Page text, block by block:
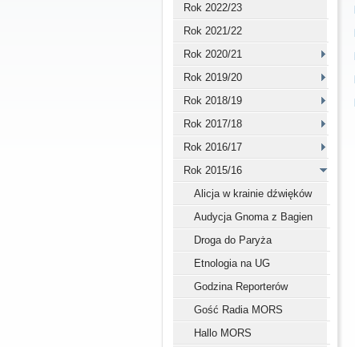
Rok 2022/23
Rok 2021/22
Rok 2020/21
Rok 2019/20
Rok 2018/19
Rok 2017/18
Rok 2016/17
Rok 2015/16
Alicja w krainie dźwięków
Audycja Gnoma z Bagien
Droga do Paryża
Etnologia na UG
Godzina Reporterów
Gość Radia MORS
Hallo MORS